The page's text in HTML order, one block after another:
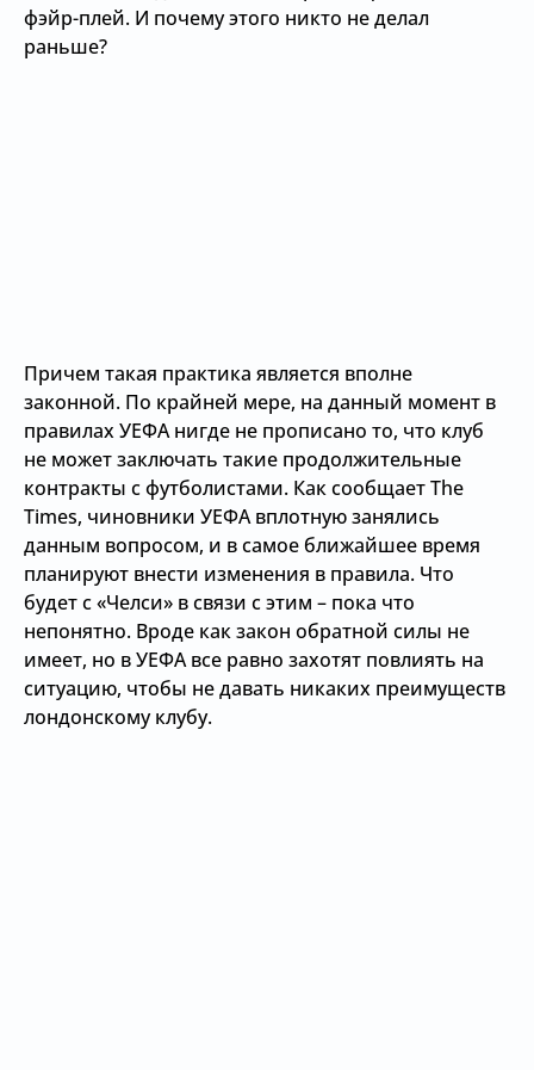
фэйр-плей. И почему этого никто не делал
раньше?
Причем такая практика является вполне
законной. По крайней мере, на данный момент в
правилах УЕФА нигде не прописано то, что клуб
не может заключать такие продолжительные
контракты с футболистами. Как сообщает The
Times, чиновники УЕФА вплотную занялись
данным вопросом, и в самое ближайшее время
планируют внести изменения в правила. Что
будет с «Челси» в связи с этим – пока что
непонятно. Вроде как закон обратной силы не
имеет, но в УЕФА все равно захотят повлиять на
ситуацию, чтобы не давать никаких преимуществ
лондонскому клубу.